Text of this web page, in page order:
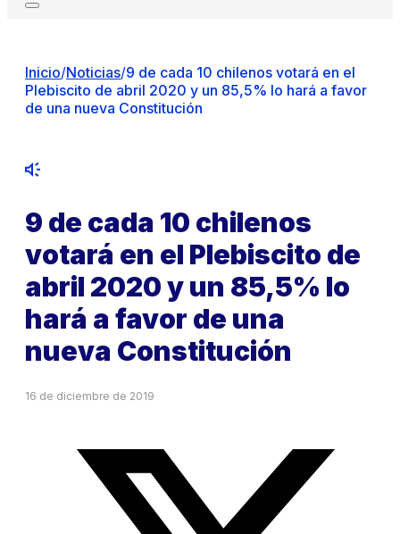
Inicio/Noticias/9 de cada 10 chilenos votará en el
Plebiscito de abril 2020 y un 85,5% lo hará a favor
de una nueva Constitución
9 de cada 10 chilenos
votará en el Plebiscito de
abril 2020 y un 85,5% lo
hará a favor de una
nueva Constitución
16 de diciembre de 2019